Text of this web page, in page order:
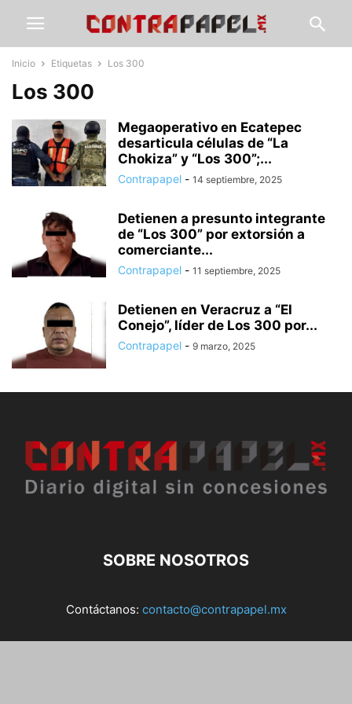
Inicio Etiquetas Los 300
Los 300
Megaoperativo en Ecatepec
desarticula células de “La
Chokiza” y “Los 300”;...
Contrapapel - 14 septiembre, 2025
Detienen a presunto integrante
de “Los 300” por extorsión a
comerciante...
Contrapapel - 11 septiembre, 2025
Detienen en Veracruz a “El
Conejo”, líder de Los 300 por...
Contrapapel - 9 marzo, 2025
SOBRE NOSOTROS
Contáctanos: contacto@contrapapel.mx